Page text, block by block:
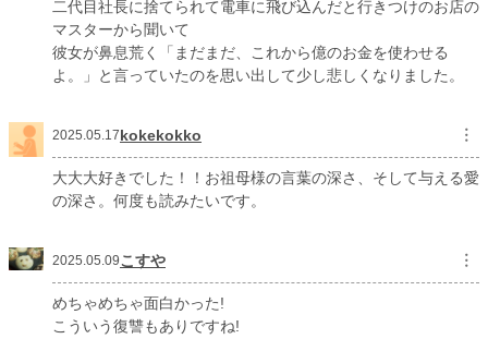
二代目社長に捨てられて電車に飛び込んだと行きつけのお店の
マスターから聞いて
彼女が鼻息荒く「まだまだ、これから億のお金を使わせる
よ。」と言っていたのを思い出して少し悲しくなりました。
2025.05.17kokekokko ︙
大大大好きでした！！お祖母様の言葉の深さ、そして与える愛
の深さ。何度も読みたいです。
2025.05.09こすや ︙
めちゃめちゃ面白かった!
こういう復讐もありですね!